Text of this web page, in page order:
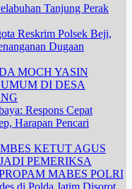
Tanjung Perak
Reskrim Polsek Beji,
Dugaan
MOCH YASIN
DI DESA
Respons Cepat
Harapan Pencari
KETUT AGUS
PEMERIKSA
MABES POLRI
di Polda Jatim Disorot,